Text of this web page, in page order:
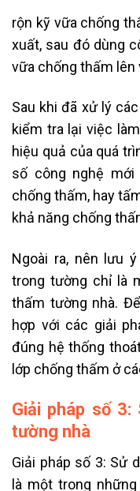
rộn kỹ vữa chống
xuất, sau đó dùng
vữa chống thấm lên
Sau khi đã xử lý
kiểm tra lại việc
hiệu quả của quá
số công nghệ
chống thấm, hay
khả năng chống
Ngoài ra, nên lưu
trong tường chỉ là
thấm tường nhà.
hợp với các giải
đúng hệ thống
lớp chống thấm ở
Giải pháp số
tường nhà
Giải pháp số 3: Sử
là một trong